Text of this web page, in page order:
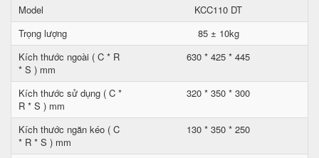
Model
KCC110 DT
Trọng lượng
85 ± 10kg
Kích thước ngoài ( C * R
* S ) mm
630 * 425 * 445
Kích thước sử dụng ( C *
R * S ) mm
320 * 350 * 300
Kích thước ngăn kéo ( C
* R * S ) mm
130 * 350 * 250